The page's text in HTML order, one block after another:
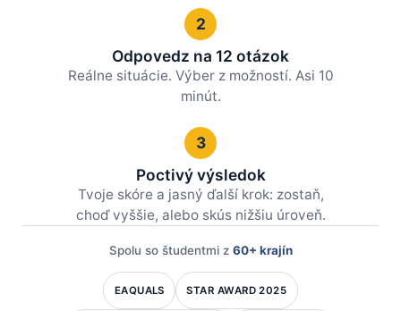
2
Odpovedz na 12 otázok
Reálne situácie. Výber z možností. Asi 10
minút.
3
Poctivý výsledok
Tvoje skóre a jasný ďalší krok: zostaň,
choď vyššie, alebo skús nižšiu úroveň.
Spolu so študentmi z 60+ krajín
EAQUALS STAR AWARD 2025